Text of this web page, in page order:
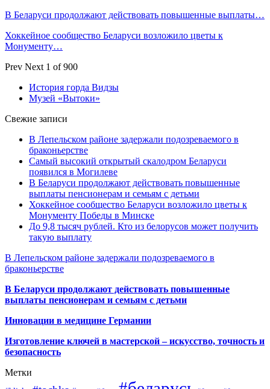
В Беларуси продолжают действовать повышенные выплаты…
Хоккейное сообщество Беларуси возложило цветы к
Монументу…
Prev Next 1 of 900
История горда Видзы
Музей «Вытоки»
Свежие записи
В Лепельском районе задержали подозреваемого в
браконьерстве
Самый высокий открытый скалодром Беларуси
появился в Могилеве
В Беларуси продолжают действовать повышенные
выплаты пенсионерам и семьям с детьми
Хоккейное сообщество Беларуси возложило цветы к
Монументу Победы в Минске
До 9,8 тысяч рублей. Кто из белорусов может получить
такую выплату
В Лепельском районе задержали подозреваемого в
браконьерстве
В Беларуси продолжают действовать повышенные
выплаты пенсионерам и семьям с детьми
Инновации в медицине Германии
Изготовление ключей в мастерской – искусство, точность и
безопасность
Метки